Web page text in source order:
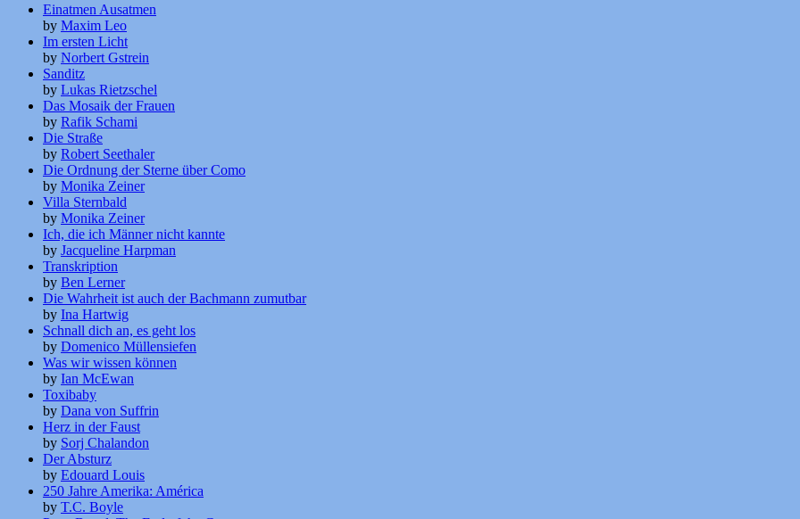
Einatmen Ausatmen
by Maxim Leo
Im ersten Licht
by Norbert Gstrein
Sanditz
by Lukas Rietzschel
Das Mosaik der Frauen
by Rafik Schami
Die Straße
by Robert Seethaler
Die Ordnung der Sterne über Como
by Monika Zeiner
Villa Sternbald
by Monika Zeiner
Ich, die ich Männer nicht kannte
by Jacqueline Harpman
Transkription
by Ben Lerner
Die Wahrheit ist auch der Bachmann zumutbar
by Ina Hartwig
Schnall dich an, es geht los
by Domenico Müllensiefen
Was wir wissen können
by Ian McEwan
Toxibaby
by Dana von Suffrin
Herz in der Faust
by Sorj Chalandon
Der Absturz
by Edouard Louis
250 Jahre Amerika: América
by T.C. Boyle